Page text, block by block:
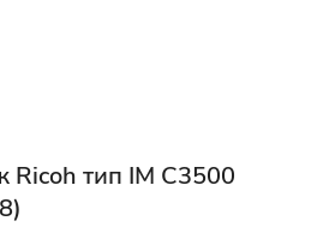
тип IM C3500